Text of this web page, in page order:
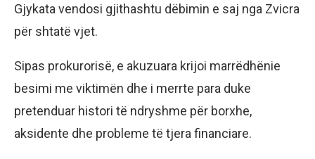
Gjykata vendosi gjithashtu dëbimin e saj nga Zvicra
për shtatë vjet.
Sipas prokurorisë, e akuzuara krijoi marrëdhënie
besimi me viktimën dhe i merrte para duke
pretenduar histori të ndryshme për borxhe,
aksidente dhe probleme të tjera financiare.